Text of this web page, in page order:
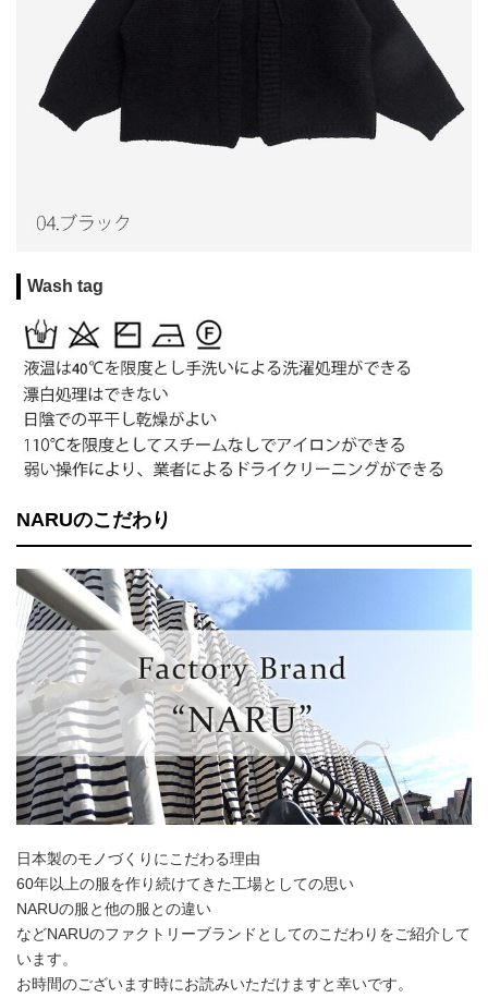
Wash tag
NARUのこだわり
日本製のモノづくりにこだわる理由
60年以上の服を作り続けてきた工場としての思い
NARUの服と他の服との違い
などNARUのファクトリーブランドとしてのこだわりをご紹介して
います。
お時間のございます時にお読みいただけますと幸いです。